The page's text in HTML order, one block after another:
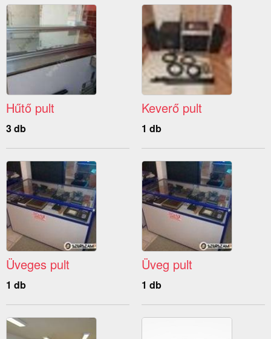
Hűtő pult
3 db
Keverő pult
1 db
Üveges pult
1 db
Üveg pult
1 db